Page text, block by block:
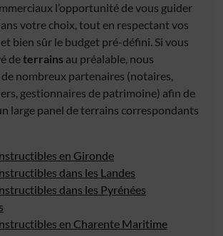
l’opportunité de vous guider
votre choix, tout en respectant vos
bien sûr le budget pré-défini. Si vous
deterrains au préalable, nous
nombreux partenaires (notaires,
gestionnaires de patrimoine) afin de
large panel de terrains correspondants
en Gironde
dans les Landes
dans les Pyrénées
en Charente Maritime